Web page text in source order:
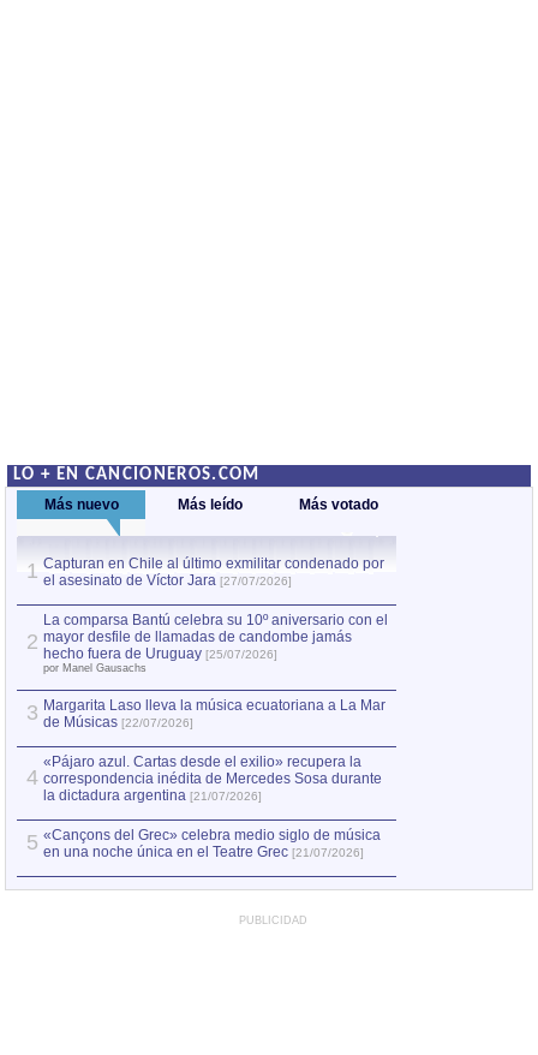
LO + EN CANCIONEROS.COM
Más nuevo Más leído Más votado
1 Capturan en Chile al último exmilitar condenado por
el asesinato de Víctor Jara [27/07/2026]
2
La comparsa Bantú celebra su 10º aniversario con el
mayor desfile de llamadas de candombe jamás
hecho fuera de Uruguay [25/07/2026]
por Manel Gausachs
3 Margarita Laso lleva la música ecuatoriana a La Mar
de Músicas [22/07/2026]
4
«Pájaro azul. Cartas desde el exilio» recupera la
correspondencia inédita de Mercedes Sosa durante
la dictadura argentina [21/07/2026]
5 «Cançons del Grec» celebra medio siglo de música
en una noche única en el Teatre Grec [21/07/2026]
PUBLICIDAD